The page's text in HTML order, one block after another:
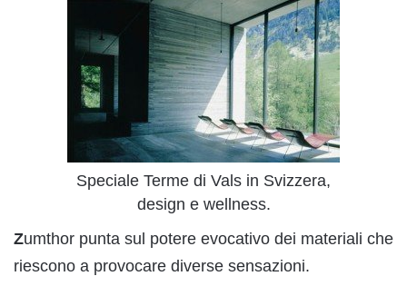
Speciale Terme di Vals in Svizzera,
design e wellness.
Zumthor punta sul potere evocativo dei materiali che
riescono a provocare diverse sensazioni.